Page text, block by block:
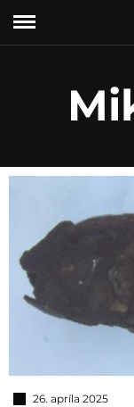
26. apríla 2025